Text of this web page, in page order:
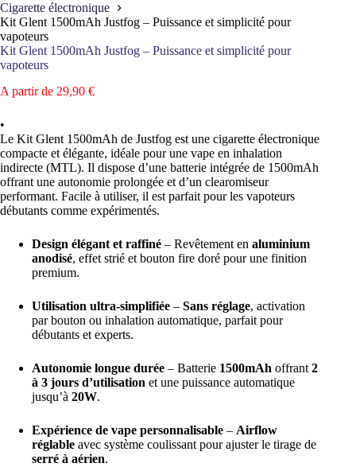
Cigarette électronique
Kit Glent 1500mAh Justfog – Puissance et simplicité pour
vapoteurs
Kit Glent 1500mAh Justfog – Puissance et simplicité pour
vapoteurs
A partir de 29,90 €
•
Le Kit Glent 1500mAh de Justfog est une cigarette électronique
compacte et élégante, idéale pour une vape en inhalation
indirecte (MTL). Il dispose d’une batterie intégrée de 1500mAh
offrant une autonomie prolongée et d’un clearomiseur
performant. Facile à utiliser, il est parfait pour les vapoteurs
débutants comme expérimentés.
Design élégant et raffiné – Revêtement en aluminium
anodisé, effet strié et bouton fire doré pour une finition
premium.
Utilisation ultra-simplifiée – Sans réglage, activation
par bouton ou inhalation automatique, parfait pour
débutants et experts.
Autonomie longue durée – Batterie 1500mAh offrant 2
à 3 jours d’utilisation et une puissance automatique
jusqu’à 20W.
Expérience de vape personnalisable – Airflow
réglable avec système coulissant pour ajuster le tirage de
serré à aérien.